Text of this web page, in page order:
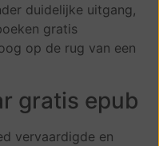
duidelijke uitgang,
gratis
op de rug van een
gratis epub
vervaardigde en